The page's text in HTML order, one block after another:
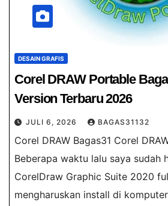
DESAIN GRAFIS
Corel DRAW Portable
Version Terbaru 2026
JULI 6, 2026 BAGAS31132
Corel DRAW Bagas31 Corel
Beberapa waktu lalu saya sudah
CorelDraw Graphic Suite 2020
mengharuskan install di